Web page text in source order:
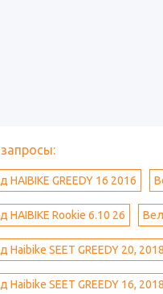
HAIBIKE GREEDY 16 2016
HAIBIKE Rookie 6.10 26
Haibike SEET GREEDY 20, 2018
Haibike SEET GREEDY 16, 2018